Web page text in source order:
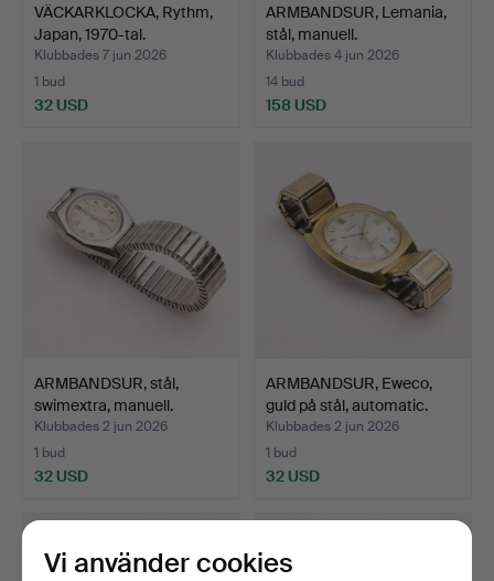
VÄCKARKLOCKA, Rythm,
Japan, 1970-tal.
Klubbades 7 jun 2026
1 bud
32 USD
ARMBANDSUR, Lemania,
stål, manuell.
Klubbades 4 jun 2026
14 bud
158 USD
ARMBANDSUR, stål,
swimextra, manuell.
Klubbades 2 jun 2026
1 bud
32 USD
ARMBANDSUR, Eweco,
guld på stål, automatic.
Klubbades 2 jun 2026
1 bud
32 USD
Vi använder cookies